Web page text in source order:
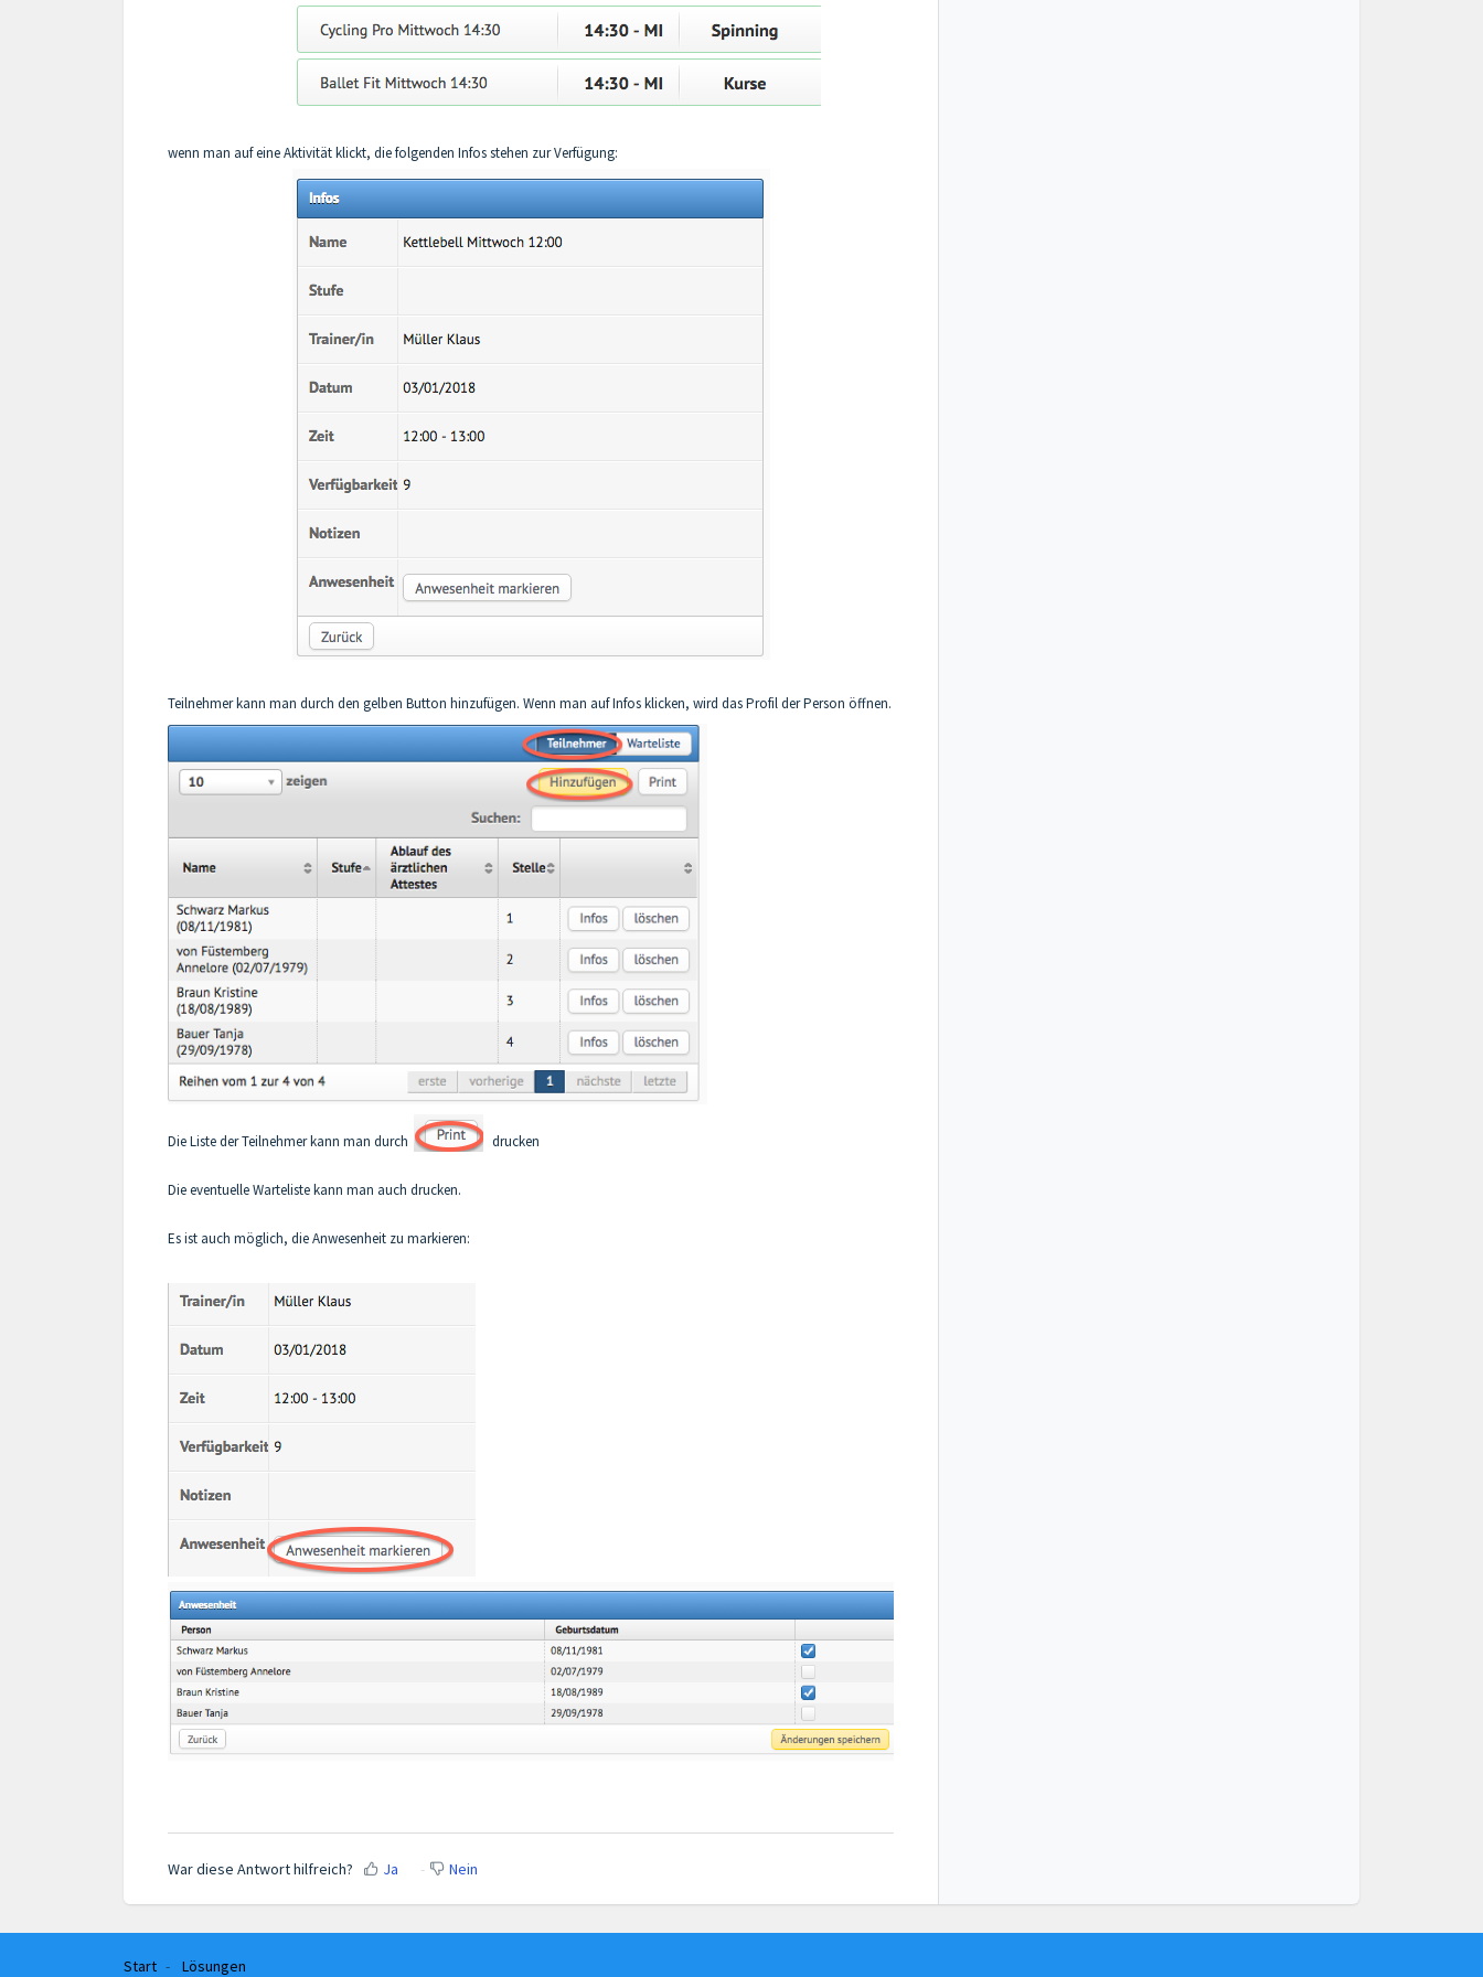
wenn man auf eine Aktivität klickt, die folgenden Infos stehen zur Verfügung:
Teilnehmer kann man durch den gelben Button hinzufügen. Wenn man auf Infos klicken, wird das Profil der Person öffnen.
Die Liste der Teilnehmer kann man durch drucken
Die eventuelle Warteliste kann man auch drucken.
Es ist auch möglich, die Anwesenheit zu markieren:
War diese Antwort hilfreich? Ja Nein
Start Lösungen